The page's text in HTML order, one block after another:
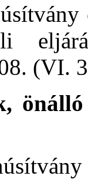
(VI.